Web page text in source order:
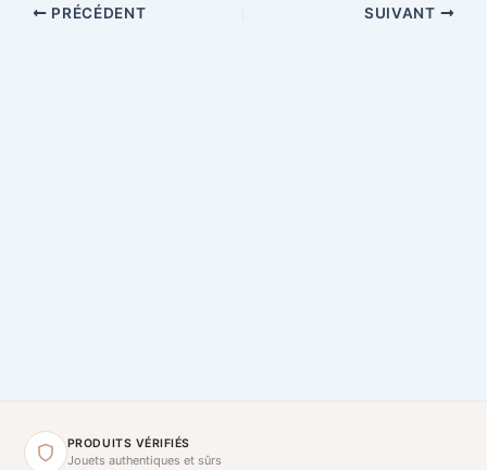
PRÉCÉDENT SUIVANT
PRODUITS VÉRIFIÉS
Jouets authentiques et sûrs